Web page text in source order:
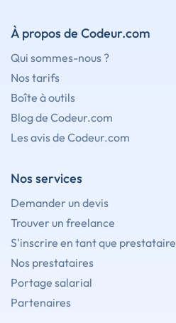
À propos de Codeur.com
Qui sommes-nous ?
Nos tarifs
Boîte à outils
Blog de Codeur.com
Les avis de Codeur.com
Nos services
Demander un devis
Trouver un freelance
S'inscrire en tant que prestataire
Nos prestataires
Portage salarial
Partenaires